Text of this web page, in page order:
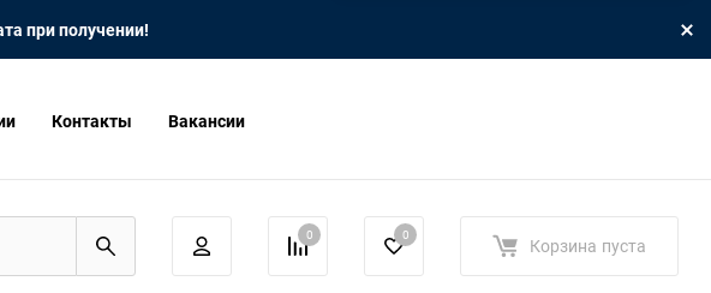
при получении!
Контакты Вакансии
0 0 Корзина пуста